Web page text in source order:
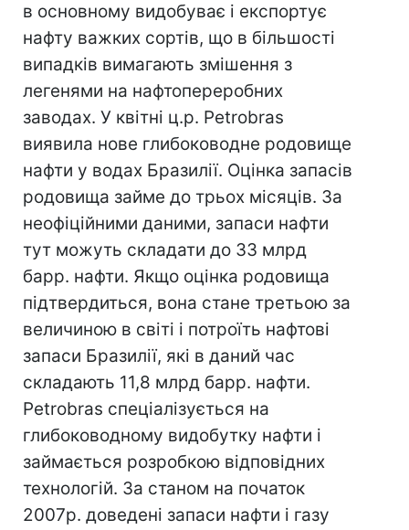
в основному видобуває і експортує
нафту важких сортів, що в більшості
випадків вимагають змішення з
легенями на нафтопереробних
заводах. У квітні ц.р. Petrobras
виявила нове глибоководне родовище
нафти у водах Бразилії. Оцінка запасів
родовища займе до трьох місяців. За
неофіційними даними, запаси нафти
тут можуть складати до 33 млрд
барр. нафти. Якщо оцінка родовища
підтвердиться, вона стане третьою за
величиною в світі і потроїть нафтові
запаси Бразилії, які в даний час
складають 11,8 млрд барр. нафти.
Petrobras спеціалізується на
глибоководному видобутку нафти і
займається розробкою відповідних
технологій. За станом на початок
2007р. доведені запаси нафти і газу